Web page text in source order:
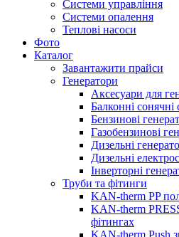
Системи управління
Системи опалення
Теплові насоси
Фото
Каталог
Завантажити прайси
Генератори
Аксесуари для
Балконні сонячні
Бензинові
Газобензинові
Дизельні
Дизельні
Інверторні
Труби та фітинги
KAN-therm PP
KAN-therm
фітингах
KAN-therm Push